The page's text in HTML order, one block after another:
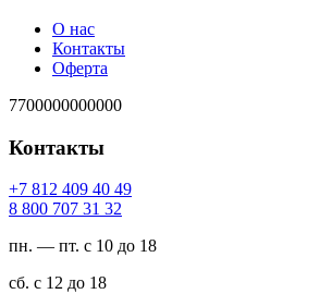
О нас
Контакты
Оферта
7700000000000
Контакты
94 04 904 218 7+
23 13 707 008 8
пн. — пт. с 10 до 18
сб. с 12 до 18